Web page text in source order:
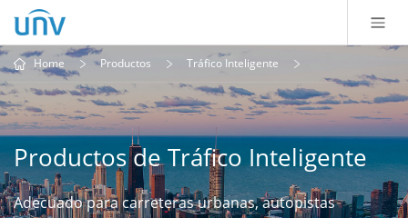
Home Productos Tráfico Inteligente
Productos de Tráfico Inteligente
Adecuado para carreteras urbanas, autopistas